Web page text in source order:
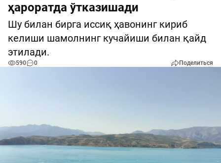
ҳароратда ўтказишади
Шу билан бирга иссиқ ҳавонинг кириб
келиши шамолнинг кучайиши билан қайд
этилади.
590 0 Поделиться